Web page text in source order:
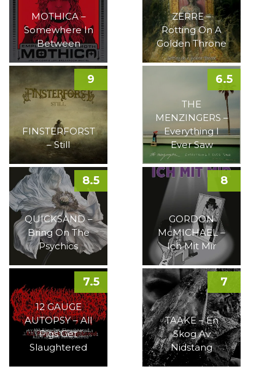
MOTHICA –
Somewhere In
Between
ZERRE –
Rotting On A
Golden Throne
FINSTERFORST
– Still
9
THE
MENZINGERS –
Everything I
Ever Saw
6.5
QUICKSAND –
Bring On The
Psychics
8.5
GORDON
McMICHAEL –
Ich Mit Mir
8
12 GAUGE
AUTOPSY – All
Pigs Get
Slaughtered
7.5
TAAKE – En
Skog Av
Nidstang
7